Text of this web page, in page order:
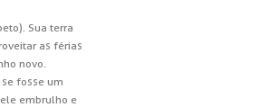
Sua terra
as férias
novo.
fosse um
embrulho e